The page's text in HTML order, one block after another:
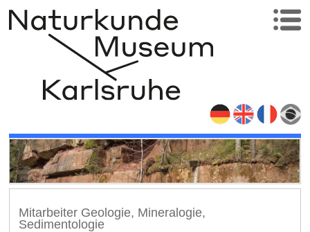
Mitarbeiter Geologie, Mineralogie,
Sedimentologie